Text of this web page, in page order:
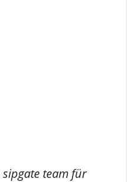
team für